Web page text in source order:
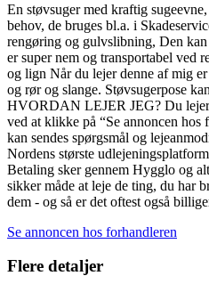
En støvsuger med kraftig
behov, de bruges bl.a. i
rengøring og gulvslibning, Den
er super nem og transportabel ved
og lign Når du lejer denne af mig
og rør og slange. Støvsugerpose
HVORDAN LEJER JEG? Du
ved at klikke på “Se annoncen hos
kan sendes spørgsmål og
Nordens største
Betaling sker gennem Hygglo og
sikker måde at leje de ting, du har
dem - og så er det oftest også
Se annoncen hos forhandleren
Flere detaljer